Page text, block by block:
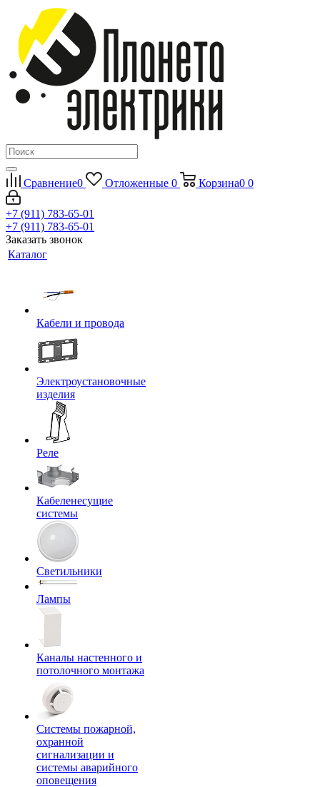
Сравнение0 Отложенные 0 Корзина0 0
+7 (911) 783-65-01
+7 (911) 783-65-01
Заказать звонок
Каталог
Кабели и провода
Электроустановочные
изделия
Реле
Кабеленесущие
системы
Светильники
Лампы
Каналы настенного и
потолочного монтажа
Системы пожарной,
охранной
сигнализации и
системы аварийного
оповещения